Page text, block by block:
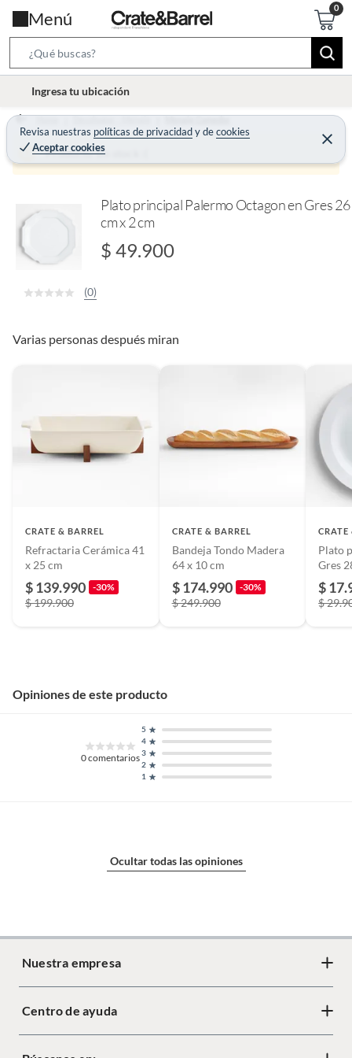
Menú
e
r
c
B
r
t
Ingresa tu ubicación
Revisa nuestras políticas de privacidadydecookies
Aceptar cookies
C
e
r
Home Decohogar - Menaje Menaje Comedor
Producto sin stock :(
Plato principal Palermo Octagon en Gres 26
cm x 2 cm
$ 49.900
(0)
Varias personas después miran
CRATE & BARREL
Refractaria Cerámica 41
x 25 cm
$ 139.990 -30%
$ 199.900
CRATE & BARREL
Bandeja Tondo Madera
64 x 10 cm
$ 174.990 -30%
$ 249.900
CRATE
Plato
Gres
$
$
Opiniones de este producto
0comentarios
1
2
3
4
5
Ocultar todas las opiniones
Nuestra empresa
Acerca de Crate
Centro de ayuda